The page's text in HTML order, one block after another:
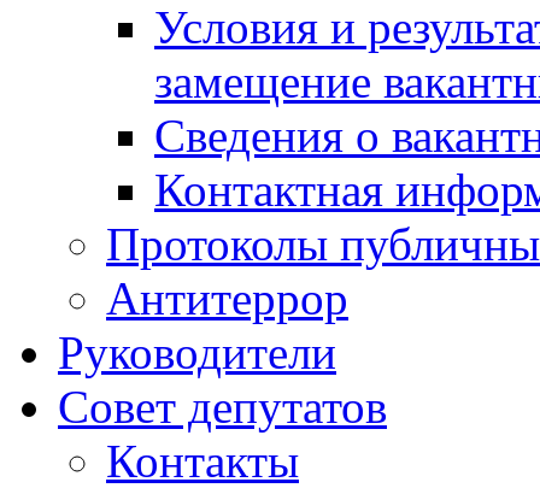
Условия и
замещение
Сведения о
Контактная
Протоколы
Антитеррор
Руководители
Совет депутатов
Контакты